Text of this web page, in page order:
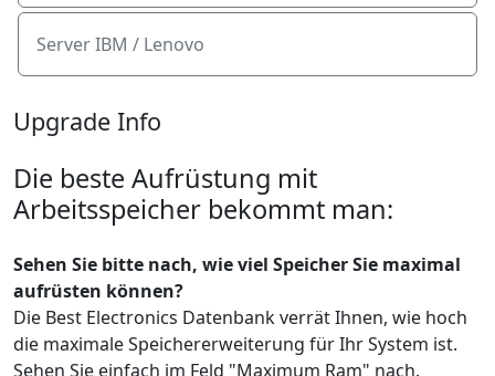
Server IBM / Lenovo
Upgrade Info
Die beste Aufrüstung mit
Arbeitsspeicher bekommt man:
Sehen Sie bitte nach, wie viel Speicher Sie maximal
aufrüsten können?
Die Best Electronics Datenbank verrät Ihnen, wie hoch
die maximale Speichererweiterung für Ihr System ist.
Sehen Sie einfach im Feld "Maximum Ram" nach.